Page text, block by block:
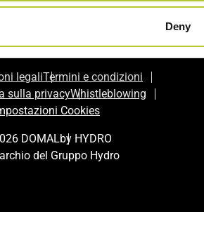
Deny
legaliTermini e condizioni
sulla privacyWhistleblowing
Cookies
DOMALby HYDRO
del Gruppo Hydro